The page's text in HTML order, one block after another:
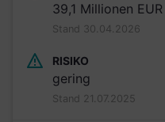
39,1 Millionen EUR
Stand 30.04.2026
RISIKO
gering
Stand 21.07.2025